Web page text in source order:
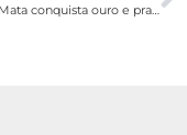
Borda da Mata conquista ouro e prata com times de futsal feminino e futebol masculino